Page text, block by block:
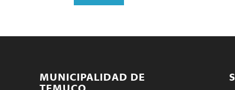
MUNICIPALIDAD DE